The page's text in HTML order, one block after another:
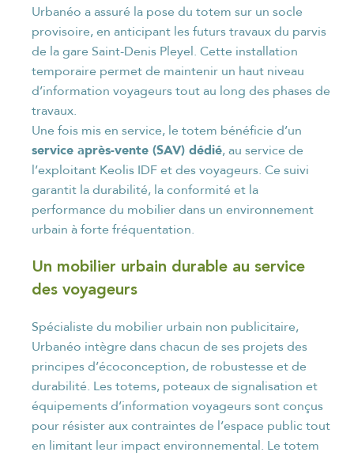
Urbanéo a assuré la pose du totem sur un socle
provisoire, en anticipant les futurs travaux du parvis
de la gare Saint-Denis Pleyel. Cette installation
temporaire permet de maintenir un haut niveau
d’information voyageurs tout au long des phases de
travaux.
Une fois mis en service, le totem bénéficie d’un
service après-vente (SAV) dédié, au service de
l’exploitant Keolis IDF et des voyageurs. Ce suivi
garantit la durabilité, la conformité et la
performance du mobilier dans un environnement
urbain à forte fréquentation.
Un mobilier urbain durable au service
des voyageurs
Spécialiste du mobilier urbain non publicitaire,
Urbanéo intègre dans chacun de ses projets des
principes d’écoconception, de robustesse et de
durabilité. Les totems, poteaux de signalisation et
équipements d’information voyageurs sont conçus
pour résister aux contraintes de l’espace public tout
en limitant leur impact environnemental. Le totem